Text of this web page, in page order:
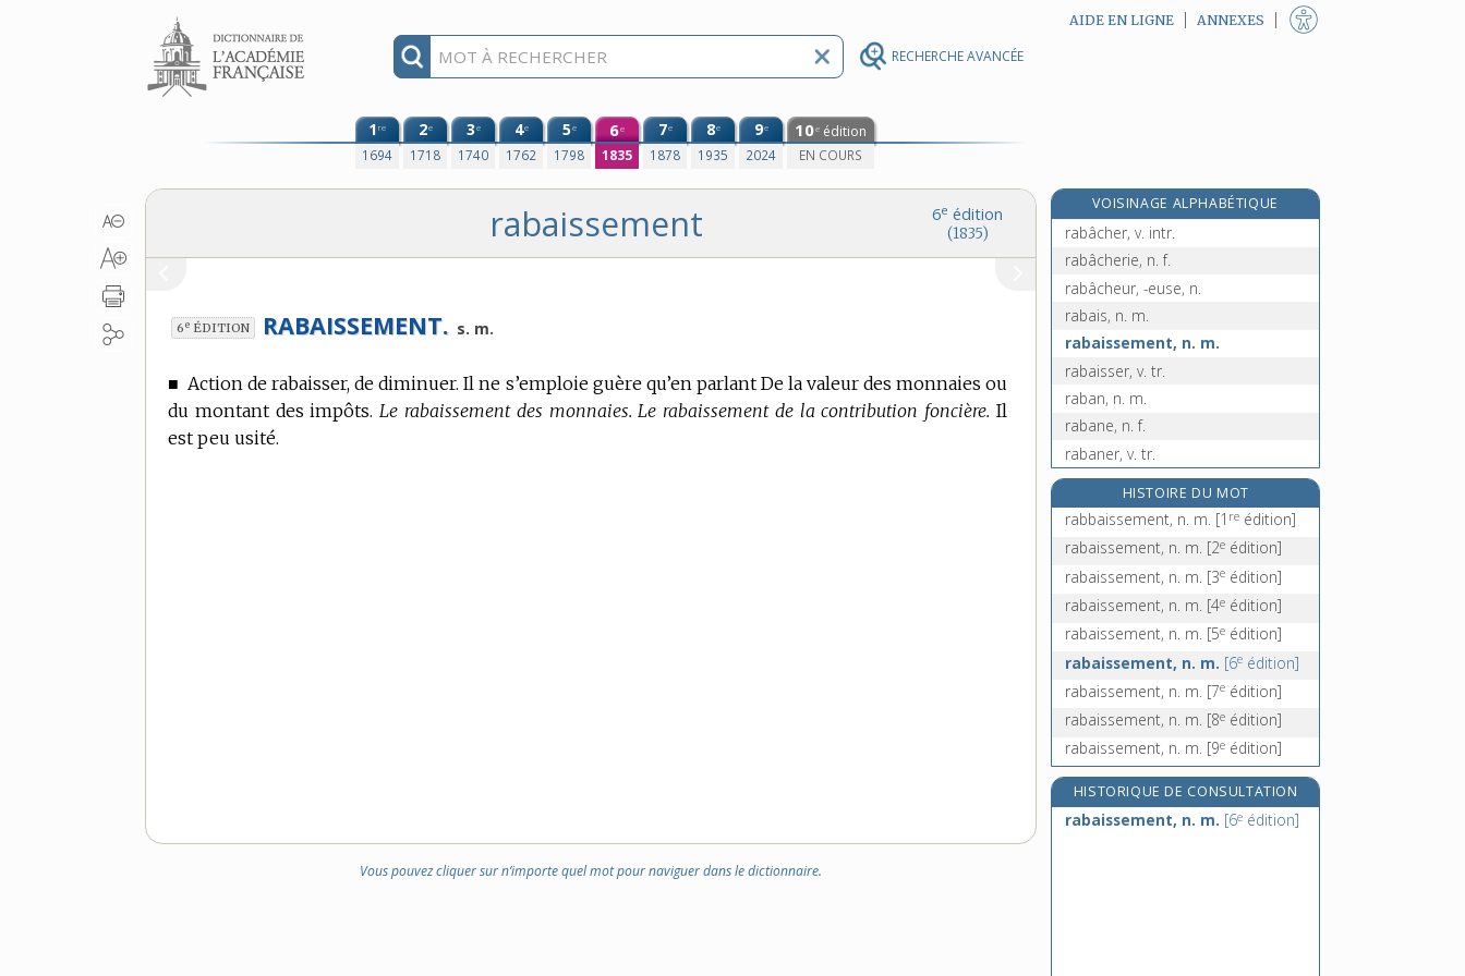
RECHERCHE AVANCÉE
Aller au contenu AIDE EN LIGNE ANNEXES
1re
1694
2e
1718
3e
1740
4e
1762
5e
1798
6e
1835
7e
1878
8e
1935
9e
2024
10e édition
EN COURS
6e édition
(1835)
rabaissement
6e ÉDITION RABAISSEMENT. s. m.
■ Action de rabaisser, de diminuer. Il ne s’emploie guère qu’en parlant De la valeur des monnaies ou
du montant des impôts. Le rabaissement des monnaies. Le rabaissement de la contribution foncière. Il
est peu usité.
Vous pouvez cliquer sur n’importe quel mot pour naviguer dans le dictionnaire.
VOISINAGE ALPHABÉTIQUE
rabâchage, n. m.
rabâcher, v. intr.
rabâcherie, n. f.
rabâcheur, -euse, n.
rabais, n. m.
rabaissement, n. m.
rabaisser, v. tr.
raban, n. m.
rabane, n. f.
rabaner, v. tr.
rabanter, v. tr.
rabat, n. m.
rabattage, n. m.
HISTOIRE DU MOT
rabbaissement, n. m. [1 re édition]
rabaissement, n. m. [2e édition]
rabaissement, n. m. [3e édition]
rabaissement, n. m. [4e édition]
rabaissement, n. m. [5e édition]
rabaissement, n. m. [6e édition]
rabaissement, n. m. [7e édition]
rabaissement, n. m. [8e édition]
rabaissement, n. m. [9e édition]
HISTORIQUE DE CONSULTATION
rabaissement, n. m. [6e édition]